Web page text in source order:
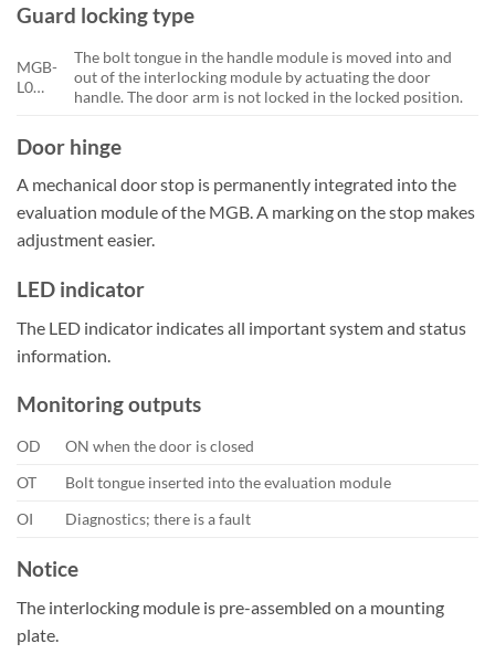
Guard locking type
MGB-
L0…
The bolt tongue in the handle module is moved into and
out of the interlocking module by actuating the door
handle. The door arm is not locked in the locked position.
Door hinge
A mechanical door stop is permanently integrated into the
evaluation module of the MGB. A marking on the stop makes
adjustment easier.
LED indicator
The LED indicator indicates all important system and status
information.
Monitoring outputs
OD
ON when the door is closed
OT
Bolt tongue inserted into the evaluation module
OI
Diagnostics; there is a fault
Notice
The interlocking module is pre-assembled on a mounting
plate.